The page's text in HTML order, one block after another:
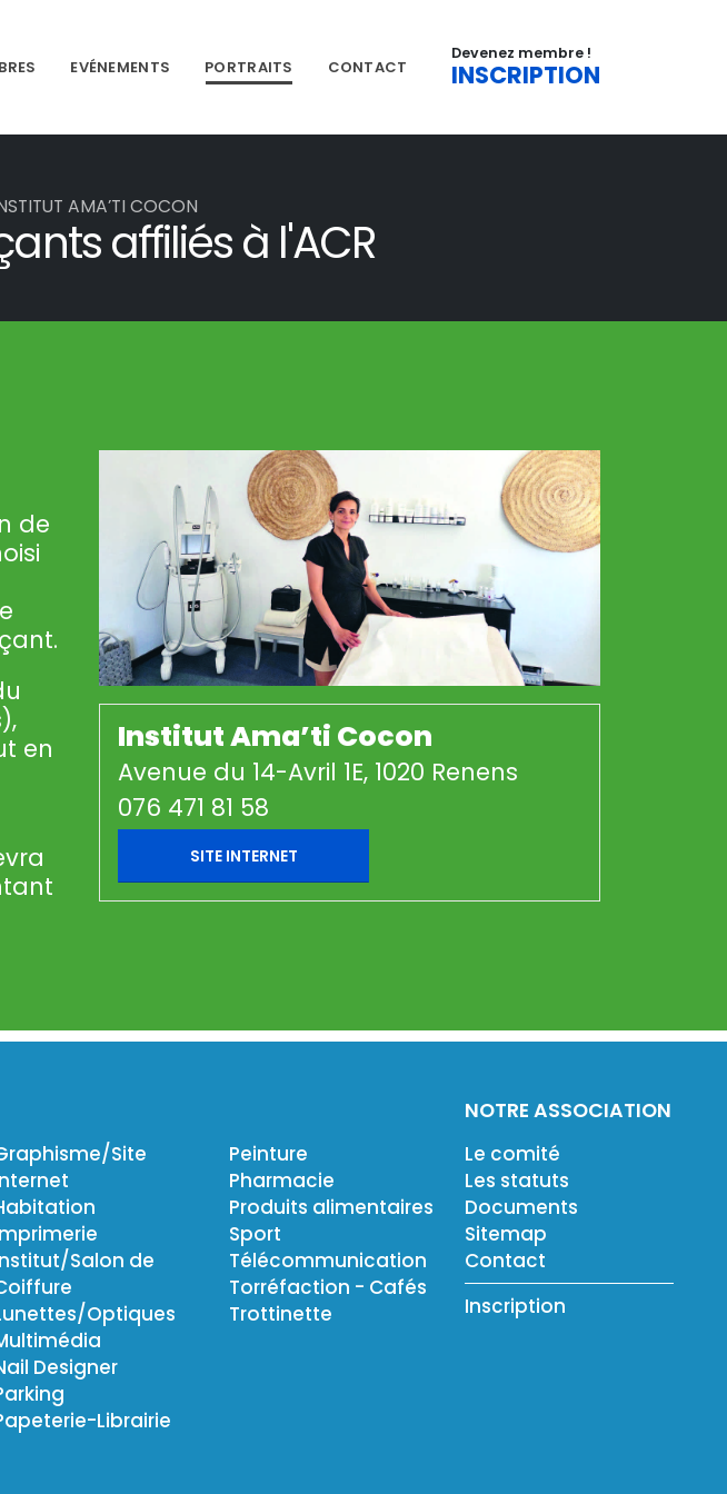
EVÉNEMENTS PORTRAITS CONTACT
Devenez membre !
INSCRIPTION
affiliés à l'ACR
AMA’TI COCON
de
en
Institut Ama’ti Cocon
Avenue du 14-Avril 1E, 1020 Renens
076 471 81 58
SITE INTERNET
Site
Salon de
Optiques
Designer
Librairie
Peinture
Pharmacie
Produits alimentaires
Sport
Télécommunication
Torréfaction - Cafés
Trottinette
NOTRE ASSOCIATION
Le comité
Les statuts
Documents
Sitemap
Contact
Inscription